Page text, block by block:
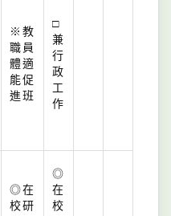
※教
職員
體適
能促
進班
□
兼
行
政
工
作
◎在
校研
◎
在
校